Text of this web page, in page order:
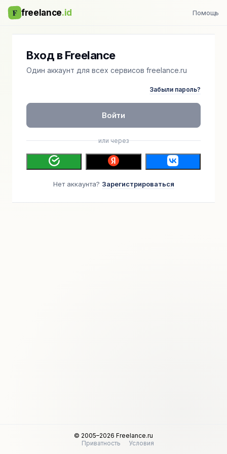
F freelance.id Помощь
Вход в Freelance
Один аккаунт для всех сервисов freelance.ru
Забыли пароль?
Войти
или через
Нет аккаунта? Зарегистрироваться
© 2005–2026 Freelance.ru
Приватность
Условия